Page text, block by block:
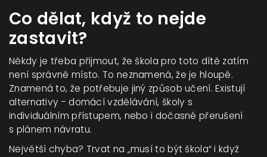
Co dělat, když to nejde
zastavit?
Někdy je třeba přijmout, že škola pro toto dítě zatím
není správné místo. To neznamená, že je hloupé.
Znamená to, že potřebuje jiný způsob učení. Existují
alternativy - domácí vzdělávání, školy s
individuálním přístupem, nebo i dočasné přerušení
s plánem návratu.
Největší chyba? Trvat na „musí to být škola“ i když